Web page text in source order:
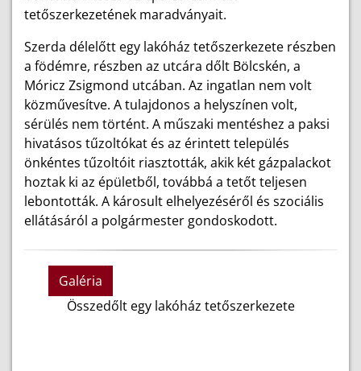
tetőszerkezetének maradványait.
Szerda délelőtt egy lakóház tetőszerkezete részben
a födémre, részben az utcára dőlt Bölcskén, a
Móricz Zsigmond utcában. Az ingatlan nem volt
közművesítve. A tulajdonos a helyszínen volt,
sérülés nem történt. A műszaki mentéshez a paksi
hivatásos tűzoltókat és az érintett település
önkéntes tűzoltóit riasztották, akik két gázpalackot
hoztak ki az épületből, továbbá a tetőt teljesen
lebontották. A károsult elhelyezéséről és szociális
ellátásáról a polgármester gondoskodott.
Galéria
Összedőlt egy lakóház tetőszerkezete